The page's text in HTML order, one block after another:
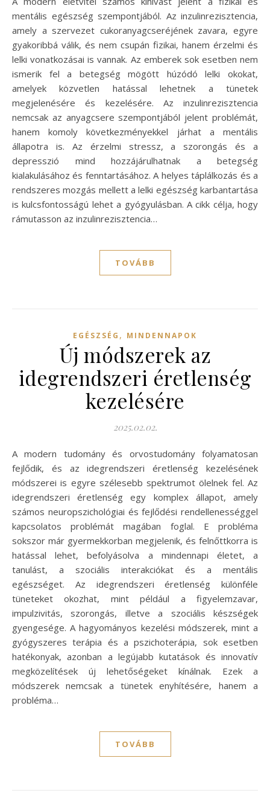
mentális egészség szempontjából. Az inzulinrezisztencia,
amely a szervezet cukoranyagcseréjének zavara, egyre
gyakoribbá válik, és nem csupán fizikai, hanem érzelmi és
lelki vonatkozásai is vannak. Az emberek sok esetben nem
ismerik fel a betegség mögött húzódó lelki okokat,
amelyek közvetlen hatással lehetnek a tünetek
megjelenésére és kezelésére. Az inzulinrezisztencia
nemcsak az anyagcsere szempontjából jelent problémát,
hanem komoly következményekkel járhat a mentális
állapotra is. Az érzelmi stressz, a szorongás és a
depresszió mind hozzájárulhatnak a betegség
kialakulásához és fenntartásához. A helyes táplálkozás és a
rendszeres mozgás mellett a lelki egészség karbantartása
is kulcsfontosságú lehet a gyógyulásban. A cikk célja, hogy
rámutasson az inzulinrezisztencia…
TOVÁBB
EGÉSZSÉG , MINDENNAPOK
Új módszerek az
idegrendszeri éretlenség
kezelésére
2025.02.02.
A modern tudomány és orvostudomány folyamatosan
fejlődik, és az idegrendszeri éretlenség kezelésének
módszerei is egyre szélesebb spektrumot ölelnek fel. Az
idegrendszeri éretlenség egy komplex állapot, amely
számos neuropszichológiai és fejlődési rendellenességgel
kapcsolatos problémát magában foglal. E probléma
sokszor már gyermekkorban megjelenik, és felnőttkorra is
hatással lehet, befolyásolva a mindennapi életet, a
tanulást, a szociális interakciókat és a mentális
egészséget. Az idegrendszeri éretlenség különféle
tüneteket okozhat, mint például a figyelemzavar,
impulzivitás, szorongás, illetve a szociális készségek
gyengesége. A hagyományos kezelési módszerek, mint a
gyógyszeres terápia és a pszichoterápia, sok esetben
hatékonyak, azonban a legújabb kutatások és innovatív
megközelítések új lehetőségeket kínálnak. Ezek a
módszerek nemcsak a tünetek enyhítésére, hanem a
probléma…
TOVÁBB